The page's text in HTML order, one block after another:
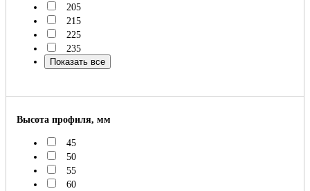
205
215
225
235
Показать все
Высота профиля, мм
45
50
55
60